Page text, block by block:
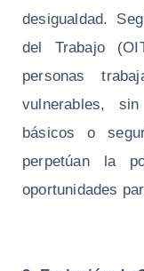
desigualdad.
del Trabajo
personas
vulnerables,
básicos o
perpetúan la
oportunidades